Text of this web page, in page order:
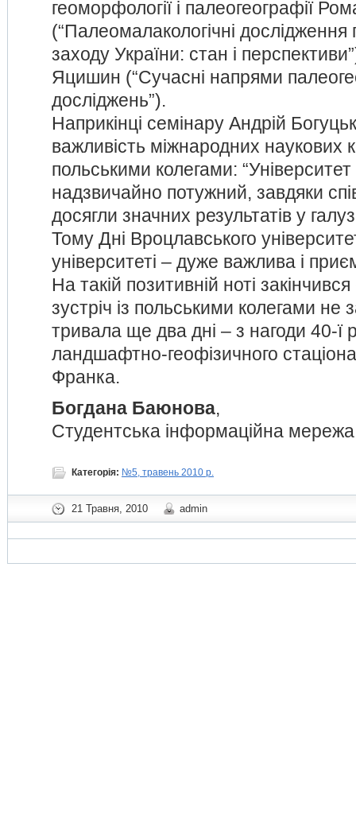
геоморфології і палеогеографії
(“Палеомалакологічні
заходу України: стан і
Яцишин (“Сучасні напрями
досліджень”).
Наприкінці семінару Андрій
важливість міжнародних наукових
польськими колегами:
надзвичайно потужний, завдяки
досягли значних результатів у
Тому Дні Вроцлавського
університеті – дуже важлива і
На такій позитивній ноті
зустріч із польськими колегами не
тривала ще два дні – з нагоди 40-ї
ландшафтно-геофізичного
Франка.
Богдана Баюнова,
Студентська інформаційна мережа
Категорія: №5, травень 2010 р.
21 Травня, 2010 admin